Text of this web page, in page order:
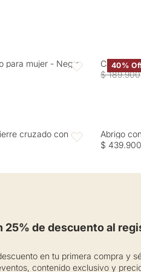
Favoritos
para mujer - Negro
40%
Camisa
$ 189.900
Favoritos
cruzado con
Abrigo
$ 439.900
25% de descuento al
en tu primera compra y
contenido exclusivo y